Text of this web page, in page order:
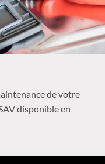
de votre
disponible en